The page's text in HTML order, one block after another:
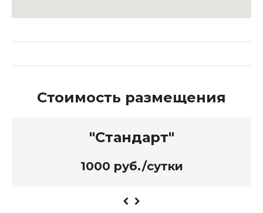
Стоимость размещения
"Стандарт"
1000 руб./сутки